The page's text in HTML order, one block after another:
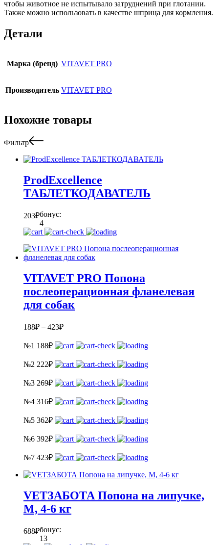
чтобы животное не испытывало затруднений при глотании.
Также можно использовать в качестве шприца для кормления.
Детали
Марка (бренд) VITAVET PRO
Производитель VITAVET PRO
Похожие товары
Фильтр
ProdExcellence
ТАБЛЕТКОДАВАТЕЛЬ
203₽бонус:
4
VITAVET PRO Попона
послеоперационная фланелевая
для собак
188₽ – 423₽
№1 188₽
№2 222₽
№3 269₽
№4 316₽
№5 362₽
№6 392₽
№7 423₽
VETЗАБОТА Попона на липучке,
M, 4-6 кг
688₽бонус:
13